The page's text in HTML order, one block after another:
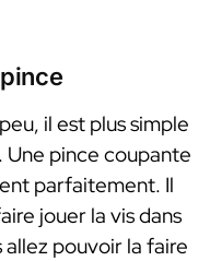
il est plus simple
Une pince coupante
parfaitement. Il
jouer la vis dans
pouvoir la faire